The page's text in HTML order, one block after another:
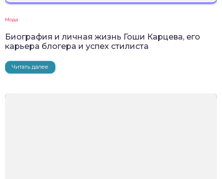
Мода
Биография и личная жизнь Гоши Карцева, его
карьера блогера и успех стилиста
Читать далее